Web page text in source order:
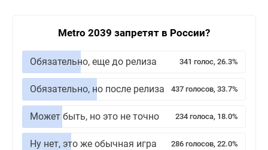
Metro 2039 запретят в России?
Обязательно, еще до релиза 341 голос, 26.3%
Обязательно, но после релиза 437 голосов, 33.7%
Может быть, но это не точно 234 голоса, 18.0%
Ну нет, это же обычная игра 286 голосов, 22.0%